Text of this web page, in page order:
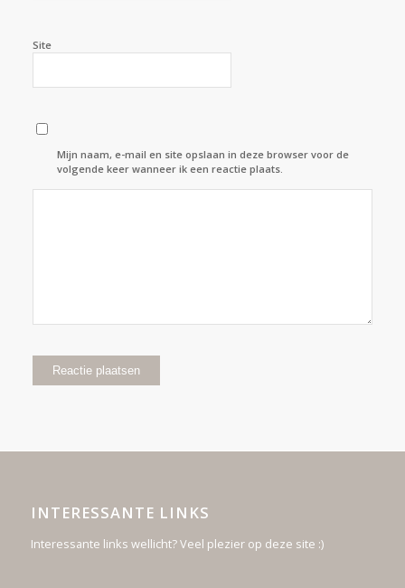
Site
Mijn naam, e-mail en site opslaan in deze browser voor de
volgende keer wanneer ik een reactie plaats.
INTERESSANTE LINKS
Interessante links wellicht? Veel plezier op deze site :)